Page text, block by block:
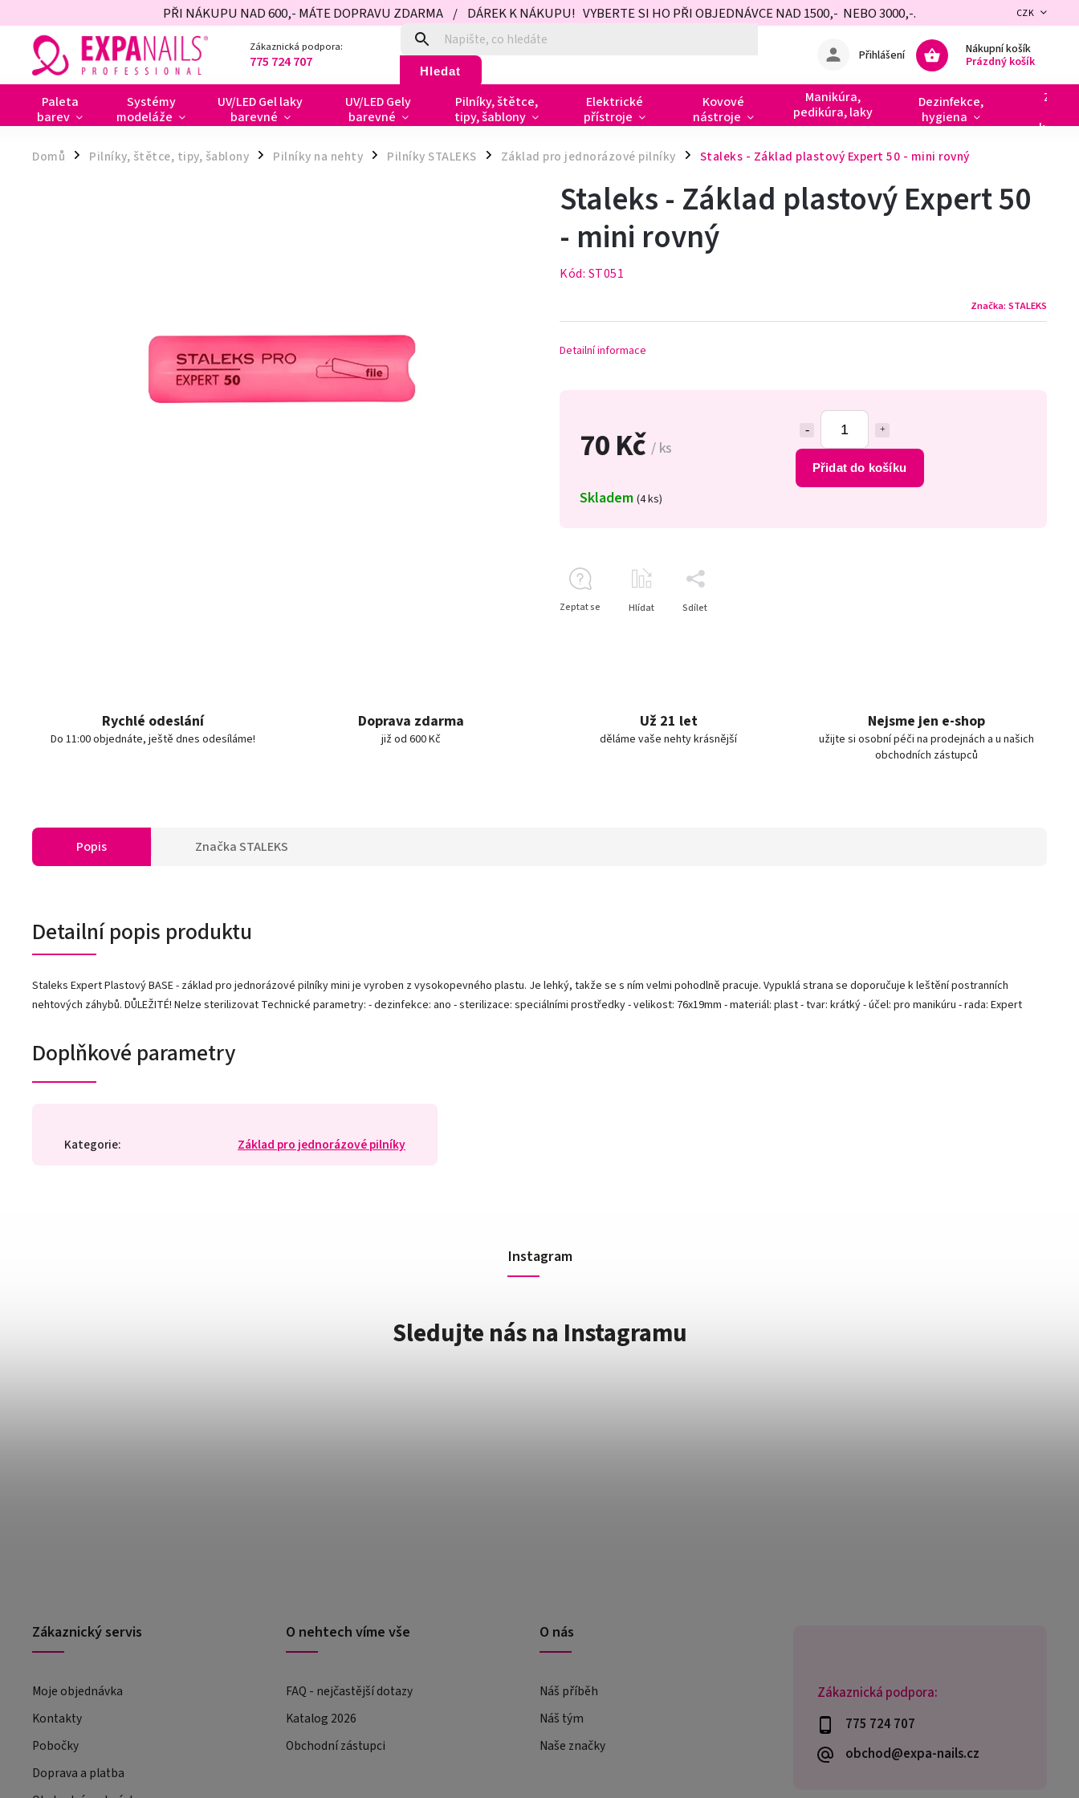
PŘI NÁKUPU NAD 600,- MÁTE DOPRAVU ZDARMA / DÁREK K NÁKUPU! VYBERTE SI HO PŘI OBJEDNÁVCE NAD 1500,- NEBO 3000,-. CZK
Zákaznická podpora:
775 724 707 Hledat
Nákupní košík
Prázdný košík
Přihlášení
Paleta
barev
Systémy
modeláže
UV/LED Gel laky
barevné
UV/LED Gely
barevné
Pilníky, štětce,
tipy, šablony
Elektrické
přístroje
Kovové
nástroje
Manikúra,
pedikúra, laky
Dezinfekce,
hygiena
Domů / Pilníky, štětce, tipy, šablony / Pilníky na nehty / Pilníky STALEKS / Základ pro jednorázové pilníky / Staleks - Základ plastový Expert 50 - mini rovný
70 Kč/ ks
Přidat do košíku
Skladem (4 ks)
Staleks - Základ plastový Expert 50
- mini rovný
Kód: ST051
Značka: STALEKS
Detailní informace
Zeptat se Hlídat Sdílet
Rychlé odeslání
Do 11:00 objednáte, ještě dnes odesíláme!
Doprava zdarma
již od 600 Kč
Už 21 let
děláme vaše nehty krásnější
Nejsme jen e-shop
užijte si osobní péči na prodejnách a u našich
obchodních zástupců
Popis ZnačkaSTALEKS
Detailní popis produktu
Staleks Expert Plastový BASE - základ pro jednorázové pilníky mini je vyroben z vysokopevného plastu. Je lehký, takže se s ním velmi pohodlně pracuje. Vypuklá strana se doporučuje k leštění postranních
nehtových záhybů. DŮLEŽITÉ! Nelze sterilizovat Technické parametry: - dezinfekce: ano - sterilizace: speciálními prostředky - velikost: 76x19mm - materiál: plast - tvar: krátký - účel: pro manikúru - rada: Expert
Doplňkové parametry
Kategorie: Základ pro jednorázové pilníky
Zákaznická podpora:
775 724 707
obchod@expa-nails.cz
Instagram
Sledujte nás na Instagramu
Zákaznický servis
Moje objednávka
Kontakty
Pobočky
Doprava a platba
O nehtech víme vše
FAQ - nejčastější dotazy
Katalog 2026
Obchodní zástupci
O nás
Náš příběh
Náš tým
Naše značky